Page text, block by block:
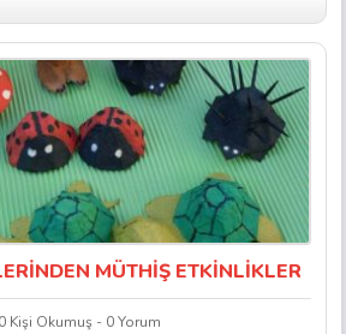
MÜTHİŞ ETKİNLİKLER
Okumuş - 0 Yorum